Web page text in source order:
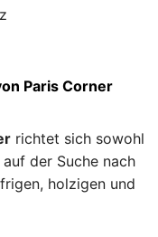
Paris Corner
richtet sich sowohl
der Suche nach
holzigen und